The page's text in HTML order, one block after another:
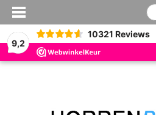
9,2
10321 Reviews